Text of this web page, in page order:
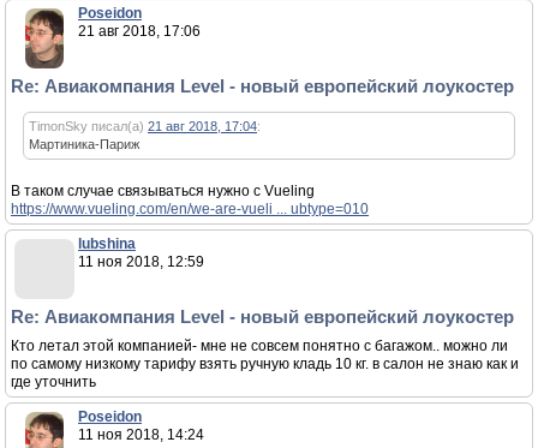
Poseidon
21 авг 2018, 17:06
Re: Авиакомпания Level - новый европейский лоукостер
TimonSky писал(а) 21 авг 2018, 17:04:
Мартиника-Париж
В таком случае связываться нужно с Vueling
https://www.vueling.com/en/we-are-vueli ... ubtype=010
lubshina
11 ноя 2018, 12:59
Re: Авиакомпания Level - новый европейский лоукостер
Кто летал этой компанией- мне не совсем понятно с багажом.. можно ли
по самому низкому тарифу взять ручную кладь 10 кг. в салон не знаю как и
где уточнить
Poseidon
11 ноя 2018, 14:24